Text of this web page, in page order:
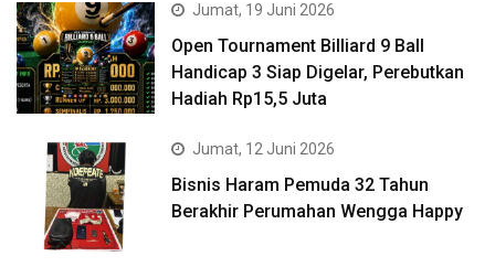
Jumat, 19 Juni 2026
Open Tournament Billiard 9 Ball
Handicap 3 Siap Digelar, Perebutkan
Hadiah Rp15,5 Juta
Jumat, 12 Juni 2026
Bisnis Haram Pemuda 32 Tahun
Berakhir Perumahan Wengga Happy